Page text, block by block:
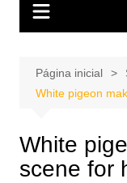
Página inicial
White pigeon
White
scene for